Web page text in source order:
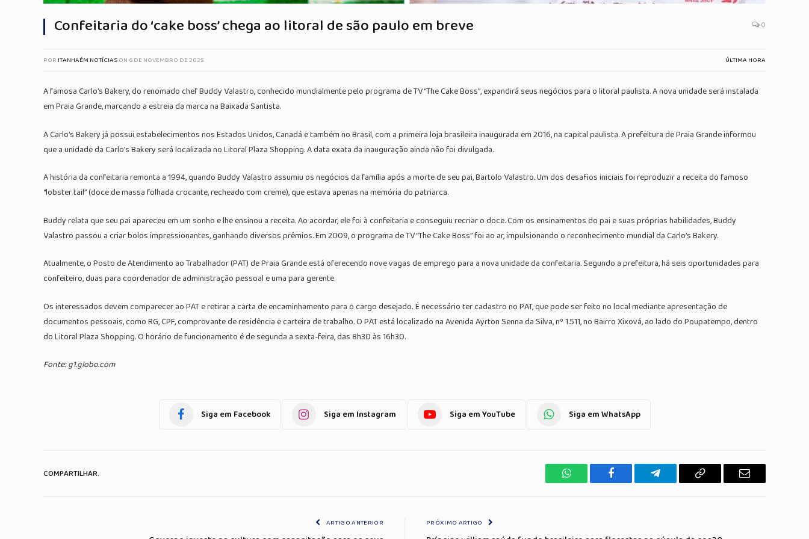
Confeitaria do ‘cake boss’ chega ao litoral de são paulo em breve 0
POR ITANHAÉM NOTÍCIASON 6 DE NOVEMBRO DE 2025 ÚLTIMA HORA
A famosa Carlo’s Bakery, do renomado chef Buddy Valastro, conhecido mundialmente pelo programa de TV “The Cake Boss”, expandirá seus negócios para o litoral paulista. A nova unidade será instalada
em Praia Grande, marcando a estreia da marca na Baixada Santista.
A Carlo’s Bakery já possui estabelecimentos nos Estados Unidos, Canadá e também no Brasil, com a primeira loja brasileira inaugurada em 2016, na capital paulista. A prefeitura de Praia Grande informou
que a unidade da Carlo’s Bakery será localizada no Litoral Plaza Shopping. A data exata da inauguração ainda não foi divulgada.
A história da confeitaria remonta a 1994, quando Buddy Valastro assumiu os negócios da família após a morte de seu pai, Bartolo Valastro. Um dos desafios iniciais foi reproduzir a receita do famoso
“lobster tail” (doce de massa folhada crocante, recheado com creme), que estava apenas na memória do patriarca.
Buddy relata que seu pai apareceu em um sonho e lhe ensinou a receita. Ao acordar, ele foi à confeitaria e conseguiu recriar o doce. Com os ensinamentos do pai e suas próprias habilidades, Buddy
Valastro passou a criar bolos impressionantes, ganhando diversos prêmios. Em 2009, o programa de TV “The Cake Boss” foi ao ar, impulsionando o reconhecimento mundial da Carlo’s Bakery.
Atualmente, o Posto de Atendimento ao Trabalhador (PAT) de Praia Grande está oferecendo nove vagas de emprego para a nova unidade da confeitaria. Segundo a prefeitura, há seis oportunidades para
confeiteiro, duas para coordenador de administração pessoal e uma para gerente.
Os interessados devem comparecer ao PAT e retirar a carta de encaminhamento para o cargo desejado. É necessário ter cadastro no PAT, que pode ser feito no local mediante apresentação de
documentos pessoais, como RG, CPF, comprovante de residência e carteira de trabalho. O PAT está localizado na Avenida Ayrton Senna da Silva, nº 1.511, no Bairro Xixová, ao lado do Poupatempo, dentro
do Litoral Plaza Shopping. O horário de funcionamento é de segunda a sexta-feira, das 8h30 às 16h30.
Fonte: g1.globo.com
Siga em Facebook Siga em Instagram Siga em YouTube Siga em WhatsApp
COMPARTILHAR.
WhatsAppFacebook TelegramaCopiar
E-
ARTIGO ANTERIOR
PRÓXIMO ARTIGO